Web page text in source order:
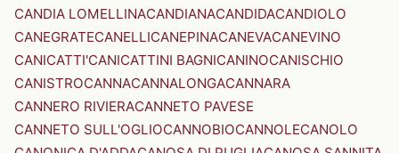
CANDIA LOMELLINACANDIANACANDIDACANDIOLO
CANEGRATECANELLICANEPINACANEVACANEVINO
CANICATTI'CANICATTINI BAGNICANINOCANISCHIO
CANISTROCANNACANNALONGACANNARA
CANNERO RIVIERACANNETO PAVESE
CANNETO SULL'OGLIOCANNOBIOCANNOLECANOLO